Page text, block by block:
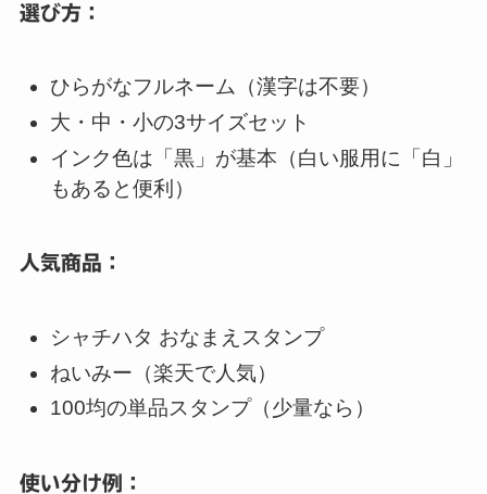
選び方：
ひらがなフルネーム（漢字は不要）
大・中・小の3サイズセット
インク色は「黒」が基本（白い服用に「白」
もあると便利）
人気商品：
シャチハタ おなまえスタンプ
ねいみー（楽天で人気）
100均の単品スタンプ（少量なら）
使い分け例：